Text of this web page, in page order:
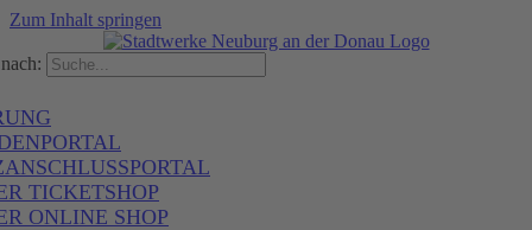
Zum Inhalt springen
TICKETSHOP
ONLINE SHOP